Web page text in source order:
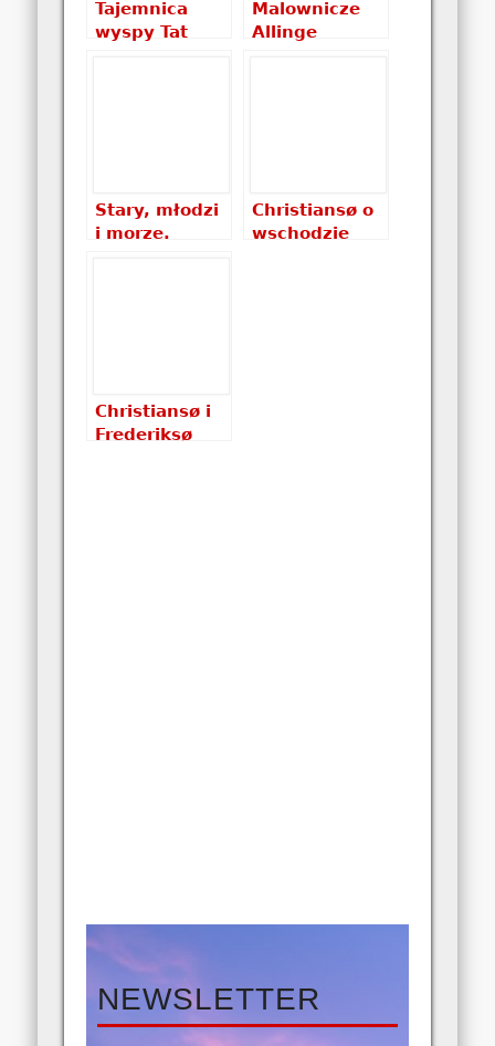
Tajemnica
wyspy Tat
Malownicze
Allinge
Stary, młodzi
i morze.
Christiansø o
wschodzie
Christiansø i
Frederiksø
NEWSLETTER